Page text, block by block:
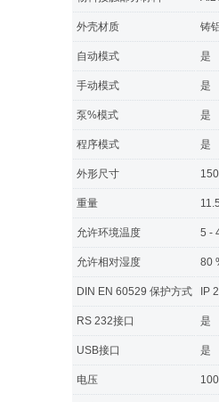
外壳材质 铸
自动模式 是
手动模式 是
泵%模式 是
程序模式 是
外形尺寸
重量
允许环境温度 5 -
允许相对湿度 80
DIN EN 60529 保护方式 IP
RS 232接口 是
USB接口 是
电压